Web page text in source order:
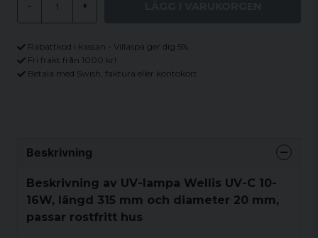
- +
Rabattkod i kassan - Villaspa ger dig 5%
Fri frakt från 1000 kr!
Betala med Swish, faktura eller kontokort
Beskrivning
Beskrivning av UV-lampa Wellis UV-C 10-
16W, längd 315 mm och diameter 20 mm,
passar rostfritt hus